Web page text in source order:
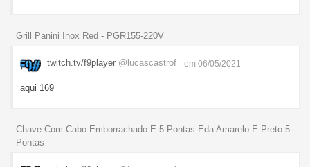
Grill Panini Inox Red - PGR155-220V
twitch.tv/f9player @lucascastrof - em 06/05/2021
aqui 169
Chave Com Cabo Emborrachado E 5 Pontas Eda Amarelo E Preto 5
Pontas